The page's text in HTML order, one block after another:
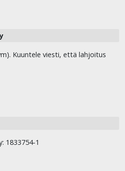
Kuuntele viesti, että lahjoitus
1833754-1